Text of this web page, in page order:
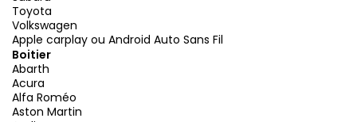
Toyota
Volkswagen
Apple carplay ou Android Auto Sans Fil
Boitier
Abarth
Acura
Alfa Roméo
Aston Martin